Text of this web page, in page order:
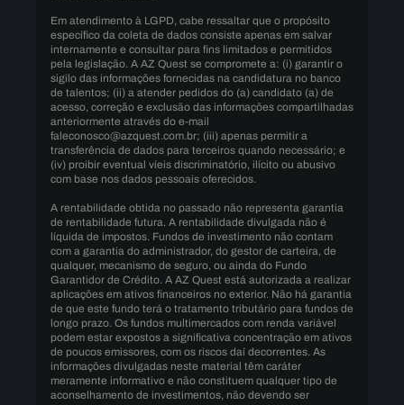
Em atendimento à LGPD, cabe ressaltar que o propósito
específico da coleta de dados consiste apenas em salvar
internamente e consultar para fins limitados e permitidos
pela legislação. A AZ Quest se compromete a: (i) garantir o
sigilo das informações fornecidas na candidatura no banco
de talentos; (ii) a atender pedidos do (a) candidato (a) de
acesso, correção e exclusão das informações compartilhadas
anteriormente através do e-mail
faleconosco@azquest.com.br; (iii) apenas permitir a
transferência de dados para terceiros quando necessário; e
(iv) proibir eventual víeis discriminatório, ilícito ou abusivo
com base nos dados pessoais oferecidos.
A rentabilidade obtida no passado não representa garantia
de rentabilidade futura. A rentabilidade divulgada não é
líquida de impostos. Fundos de investimento não contam
com a garantia do administrador, do gestor de carteira, de
qualquer, mecanismo de seguro, ou ainda do Fundo
Garantidor de Crédito. A AZ Quest está autorizada a realizar
aplicações em ativos financeiros no exterior. Não há garantia
de que este fundo terá o tratamento tributário para fundos de
longo prazo. Os fundos multimercados com renda variável
podem estar expostos a significativa concentração em ativos
de poucos emissores, com os riscos daí decorrentes. As
informações divulgadas neste material têm caráter
meramente informativo e não constituem qualquer tipo de
aconselhamento de investimentos, não devendo ser